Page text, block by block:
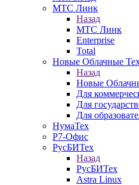
МТС Линк
Назад
МТС Линк
Enterprise
Total
Новые Облачные
Назад
Новые
Для
Для
Для
НумаТех
Р7-Офис
РусБИТех
Назад
РусБИТех
Astra Linux